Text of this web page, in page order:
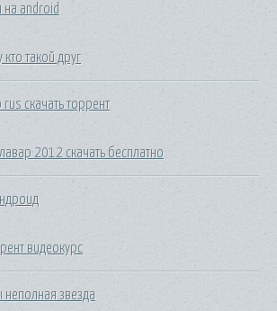
на android
кто такой друг
скачать торрент
2012 скачать бесплатно
видеокурс
звезда